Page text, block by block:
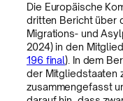
Die Europäische
dritten Bericht über
Migrations- und
2024) in den
196 final). In dem
der Mitgliedstaaten
zusammengefasst